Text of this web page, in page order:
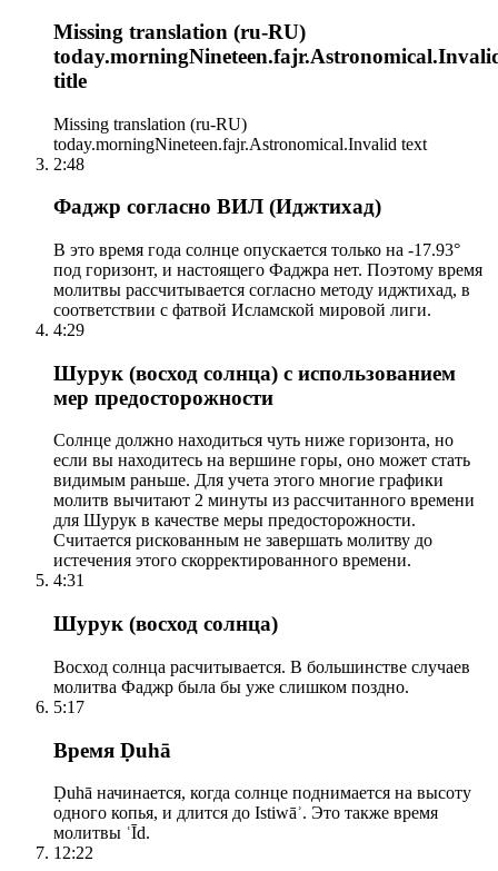
Missing translation (ru-RU)
title
Missing translation (ru-RU)
today.morningNineteen.fajr.Astronomical.Invalid text
2:48
Фаджр согласно ВИЛ (Иджтихад)
В это время года солнце опускается только на -17.93°
под горизонт, и настоящего Фаджра нет. Поэтому время
молитвы рассчитывается согласно методу иджтихад, в
соответствии с фатвой Исламской мировой лиги.
4:29
Шурук (восход солнца) с использованием
мер предосторожности
Солнце должно находиться чуть ниже горизонта, но
если вы находитесь на вершине горы, оно может стать
видимым раньше. Для учета этого многие графики
молитв вычитают 2 минуты из рассчитанного времени
для Шурук в качестве меры предосторожности.
Считается рискованным не завершать молитву до
истечения этого скорректированного времени.
4:31
Шурук (восход солнца)
Восход солнца расчитывается. В большинстве случаев
молитва Фаджр была бы уже слишком поздно.
5:17
Время Ḍuhā
Ḍuhā начинается, когда солнце поднимается на высоту
одного копья, и длится до Istiwāʾ. Это также время
молитвы ʿĪd.
12:22